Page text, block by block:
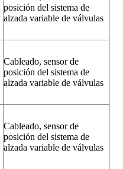
posición del sistema de
alzada variable de válvulas
Cableado, sensor de
posición del sistema de
alzada variable de válvulas
Cableado, sensor de
posición del sistema de
alzada variable de válvulas